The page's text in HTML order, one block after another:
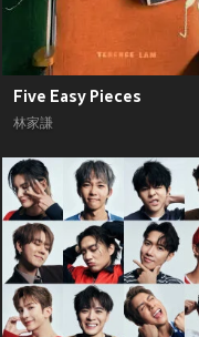
Five Easy Pieces
林家謙